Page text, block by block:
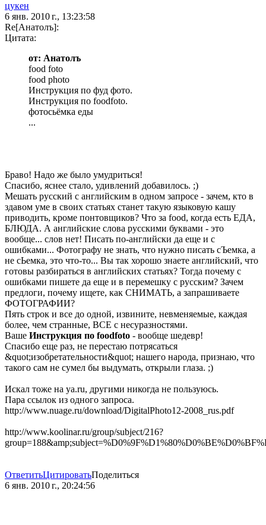
цукен
6 янв. 2010 г., 13:23:58
Re[Анатолъ]:
Цитата:
от: Анатолъ
food foto
food photo
Инструкция по фуд фото.
Инструкция по foodfoto.
фотосьёмка еды
...
Браво! Надо же было умудриться!
Спасибо, яснее стало, удивлений добавилось. ;)
Мешать русский с английским в одном запросе - зачем, кто в
здавом уме в своих статьях станет такую языковую кашу
приводить, кроме понтовщиков? Что за food, когда есть ЕДА,
БЛЮДА. А английские слова русскими буквами - это
вообще... слов нет! Писать по-английски да еще и с
ошибками... Фотографу не знать, что нужно писать сЪемка, а
не сЬемка, это что-то... Вы так хорошо знаете английский, что
готовы разбираться в английских статьях? Тогда почему с
ошибками пишете да еще и в перемешку с русским? Зачем
предлоги, почему ищете, как СНИМАТЬ, а запрашиваете
ФОТОГРАФИИ?
Пять строк и все до одной, извините, невменяемые, каждая
более, чем странные, ВСЕ с несуразностями.
Ваше Инструкция по foodfoto - вообще шедевр!
Спасибо еще раз, не перестаю потрясаться
&quot;изобретательности&quot; нашего народа, признаю, что
такого сам не сумел бы выдумать, открыли глаза. ;)
Искал тоже на ya.ru, другими никогда не пользуюсь.
Пара ссылок из одного запроса.
http://www.nuage.ru/download/DigitalPhoto12-2008_rus.pdf
http://www.koolinar.ru/group/subject/216?
ОтветитьЦитироватьПоделиться
6 янв. 2010 г., 20:24:56